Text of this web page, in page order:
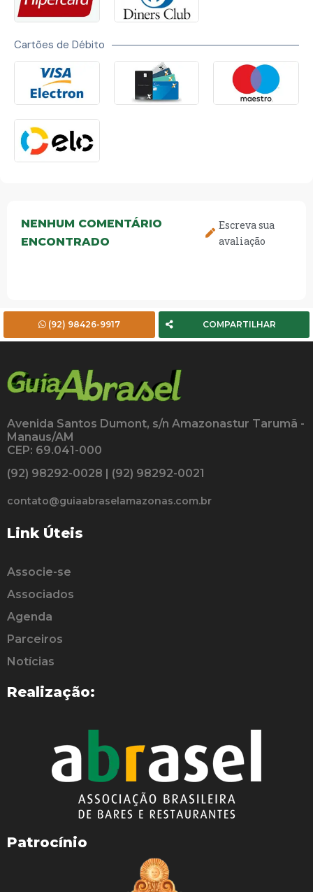
Cartões de Débito
NENHUM COMENTÁRIO
ENCONTRADO
Escreva sua
avaliação
(92) 98426-9917 COMPARTILHAR
Avenida Santos Dumont, s/n Amazonastur Tarumã -
Manaus/AM
CEP: 69.041-000
(92) 98292-0028 | (92) 98292-0021
contato@guiaabraselamazonas.com.br
Link Úteis
Associe-se
Associados
Agenda
Parceiros
Notícias
Realização:
Patrocínio